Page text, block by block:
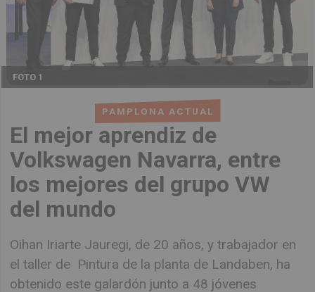
PAMPLONA ACTUAL
El mejor aprendiz de
Volkswagen Navarra, entre
los mejores del grupo VW
del mundo
Oihan Iriarte Jauregi, de 20 años, y trabajador en
el taller de Pintura de la planta de Landaben, ha
obtenido este galardón junto a 48 jóvenes
FOTO 1